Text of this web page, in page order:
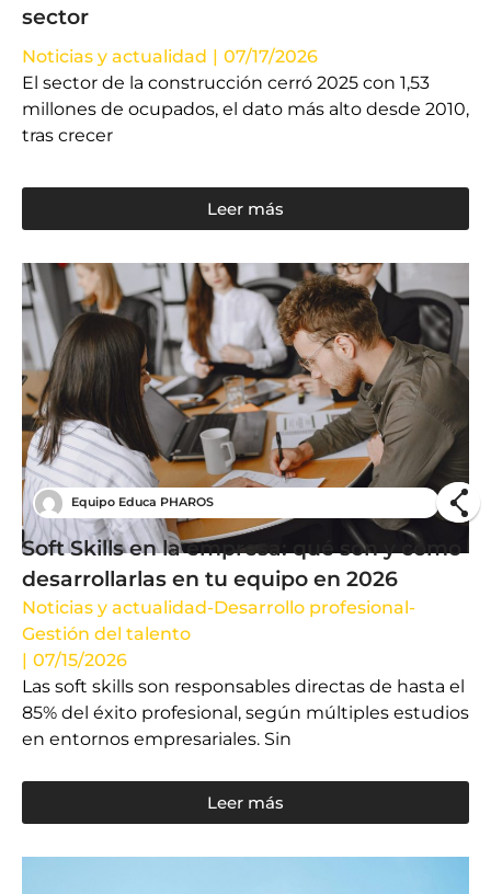
sector
Noticias y actualidad | 07/17/2026
El sector de la construcción cerró 2025 con 1,53
millones de ocupados, el dato más alto desde 2010,
tras crecer
Leer más
Equipo Educa PHAROS
Soft Skills en la empresa: qué son y cómo
desarrollarlas en tu equipo en 2026
Noticias y actualidad-Desarrollo profesional-
Gestión del talento
| 07/15/2026
Las soft skills son responsables directas de hasta el
85% del éxito profesional, según múltiples estudios
en entornos empresariales. Sin
Leer más